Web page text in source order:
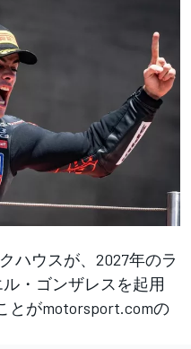
ハウスが、2027年のラ
・ゴンザレスを起用
とがmotorsport.comの